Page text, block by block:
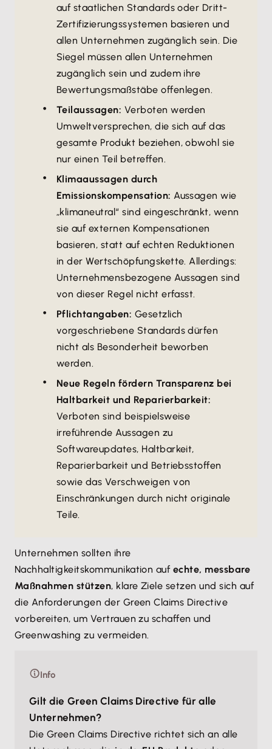
auf staatlichen Standards oder Dritt-
Zertifizierungssystemen basieren und
allen Unternehmen zugänglich sein. Die
Siegel müssen allen Unternehmen
zugänglich sein und zudem ihre
Bewertungsmaßstäbe offenlegen.
Teilaussagen: Verboten werden
Umweltversprechen, die sich auf das
gesamte Produkt beziehen, obwohl sie
nur einen Teil betreffen.
Klimaaussagen durch
Emissionskompensation:Aussagen wie
„klimaneutral“ sind eingeschränkt, wenn
sie auf externen Kompensationen
basieren, statt auf echten Reduktionen
in der Wertschöpfungskette. Allerdings:
Unternehmensbezogene Aussagen sind
von dieser Regel nicht erfasst.
Pflichtangaben: Gesetzlich
vorgeschriebene Standards dürfen
nicht als Besonderheit beworben
werden.
Neue Regeln fördern Transparenz bei
Haltbarkeit und Reparierbarkeit:
Verboten sind beispielsweise
irreführende Aussagen zu
Softwareupdates, Haltbarkeit,
Reparierbarkeit und Betriebsstoffen
sowie das Verschweigen von
Einschränkungen durch nicht originale
Teile.
Unternehmen sollten ihre
Nachhaltigkeitskommunikation auf echte, messbare
Maßnahmen stützen, klare Ziele setzen und sich auf
die Anforderungen der Green Claims Directive
vorbereiten, um Vertrauen zu schaffen und
Greenwashing zu vermeiden.
Info
Gilt die Green Claims Directive für alle
Unternehmen?
Die Green Claims Directive richtet sich an alle